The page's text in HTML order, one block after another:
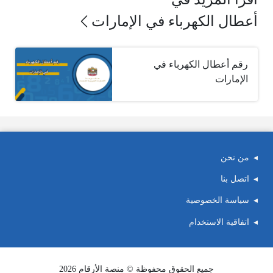
أعطال الكهرباء في الإمارات
رقم أعطال الكهرباء في
الإمارات
من نحن
اتصل بنا
سياسة الخصوصية
اتفاقية الاستخدام
جميع الحقوق محفوظة © منصة الأرقام 2026